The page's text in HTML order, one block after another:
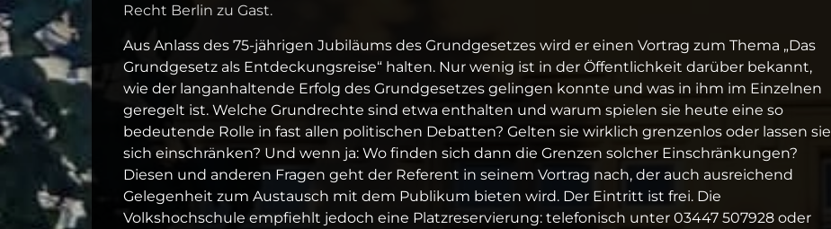
Recht Berlin zu Gast.
Aus Anlass des 75-jährigen Jubiläums des Grundgesetzes wird er einen Vortrag zum Thema „Das
Grundgesetz als Entdeckungsreise“ halten. Nur wenig ist in der Öffentlichkeit darüber bekannt,
wie der langanhaltende Erfolg des Grundgesetzes gelingen konnte und was in ihm im Einzelnen
geregelt ist. Welche Grundrechte sind etwa enthalten und warum spielen sie heute eine so
bedeutende Rolle in fast allen politischen Debatten? Gelten sie wirklich grenzenlos oder lassen sie
sich einschränken? Und wenn ja: Wo finden sich dann die Grenzen solcher Einschränkungen?
Diesen und anderen Fragen geht der Referent in seinem Vortrag nach, der auch ausreichend
Gelegenheit zum Austausch mit dem Publikum bieten wird. Der Eintritt ist frei. Die
Volkshochschule empfiehlt jedoch eine Platzreservierung: telefonisch unter 03447 507928 oder